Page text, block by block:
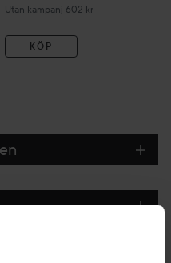
Utan kampanj 602 kr
KÖP